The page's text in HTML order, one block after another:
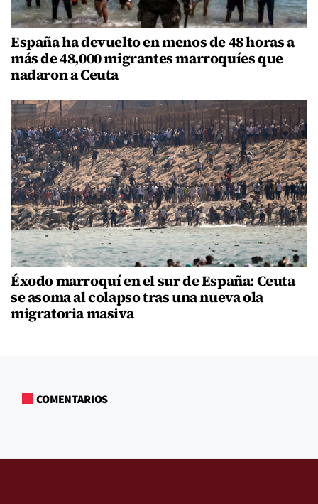
España ha devuelto en menos de 48 horas a
más de 48,000 migrantes marroquíes que
nadaron a Ceuta
Éxodo marroquí en el sur de España: Ceuta
se asoma al colapso tras una nueva ola
migratoria masiva
COMENTARIOS